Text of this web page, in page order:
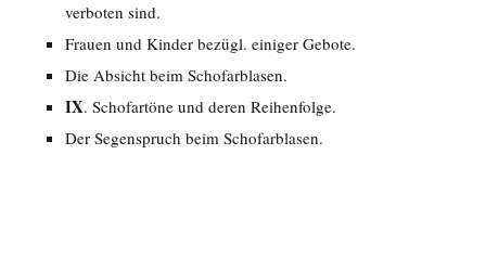
verboten sind.
Frauen und Kinder bezügl. einiger Gebote.
Die Absicht beim Schofarblasen.
IX. Schofartöne und deren Reihenfolge.
Der Segenspruch beim Schofarblasen.